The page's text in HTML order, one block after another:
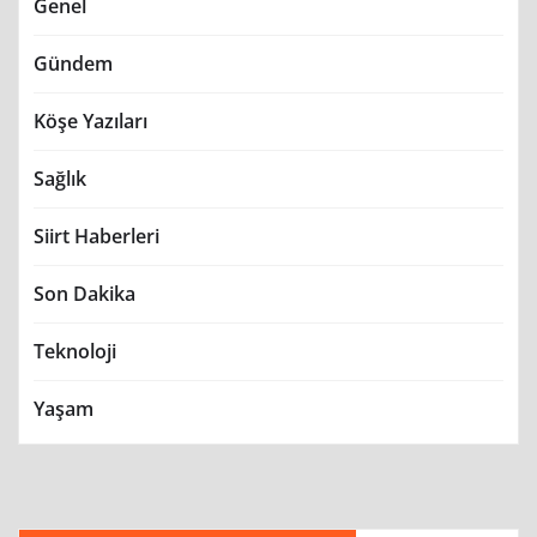
Genel
Gündem
Köşe Yazıları
Sağlık
Siirt Haberleri
Son Dakika
Teknoloji
Yaşam